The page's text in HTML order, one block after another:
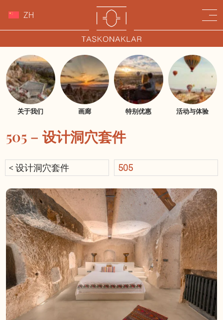
ZH
关于我们 画廊 特别优惠 活动与体验
505 – 设计洞穴套件
< 设计洞穴套件 505